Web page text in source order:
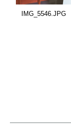
IMG_5546.JPG